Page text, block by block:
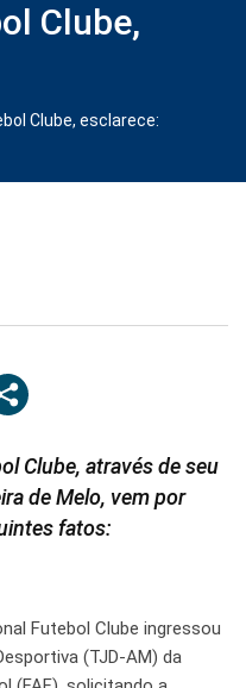
Clube,
Clube, esclarece:
Clube, através de seu
de Melo, vem por
fatos:
Futebol Clube ingressou
(TJD-AM) da